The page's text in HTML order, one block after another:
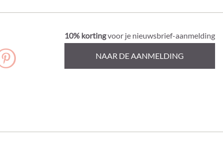
10% kortingvoor je nieuwsbrief-aanmelding
NAAR DE AANMELDING